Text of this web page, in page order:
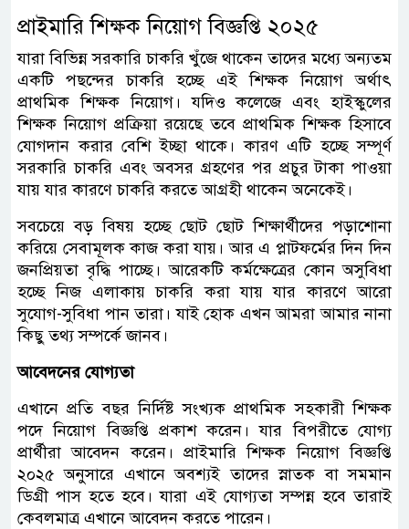
প্রাইমারি শিক্ষক নিয়োগ বিজ্ঞপ্তি ২০২৫
যারা বিভিন্ন সরকারি চাকরি খুঁজে থাকেন তাদের মধ্যে অন্যতম
একটি পছন্দের চাকরি হচ্ছে এই শিক্ষক নিয়োগ অর্থাৎ
প্রাথমিক শিক্ষক নিয়োগ। যদিও কলেজে এবং হাইস্কুলের
শিক্ষক নিয়োগ প্রক্রিয়া রয়েছে তবে প্রাথমিক শিক্ষক হিসাবে
যোগদান করার বেশি ইচ্ছা থাকে। কারণ এটি হচ্ছে সম্পূর্ণ
সরকারি চাকরি এবং অবসর গ্রহণের পর প্রচুর টাকা পাওয়া
যায় যার কারণে চাকরি করতে আগ্রহী থাকেন অনেকেই।
সবচেয়ে বড় বিষয় হচ্ছে ছোট ছোট শিক্ষার্থীদের পড়াশোনা
করিয়ে সেবামূলক কাজ করা যায়। আর এ প্লাটফর্মের দিন দিন
জনপ্রিয়তা বৃদ্ধি পাচ্ছে। আরেকটি কর্মক্ষেত্রের কোন অসুবিধা
হচ্ছে নিজ এলাকায় চাকরি করা যায় যার কারণে আরো
সুযোগ-সুবিধা পান তারা। যাই হোক এখন আমরা আমার নানা
কিছু তথ্য সম্পর্কে জানব।
আবেদনের যোগ্যতা
এখানে প্রতি বছর নির্দিষ্ট সংখ্যক প্রাথমিক সহকারী শিক্ষক
পদে নিয়োগ বিজ্ঞপ্তি প্রকাশ করেন। যার বিপরীতে যোগ্য
প্রার্থীরা আবেদন করেন। প্রাইমারি শিক্ষক নিয়োগ বিজ্ঞপ্তি
২০২৫ অনুসারে এখানে অবশ্যই তাদের স্নাতক বা সমমান
ডিগ্রী পাস হতে হবে। যারা এই যোগ্যতা সম্পন্ন হবে তারাই
কেবলমাত্র এখানে আবেদন করতে পারেন।